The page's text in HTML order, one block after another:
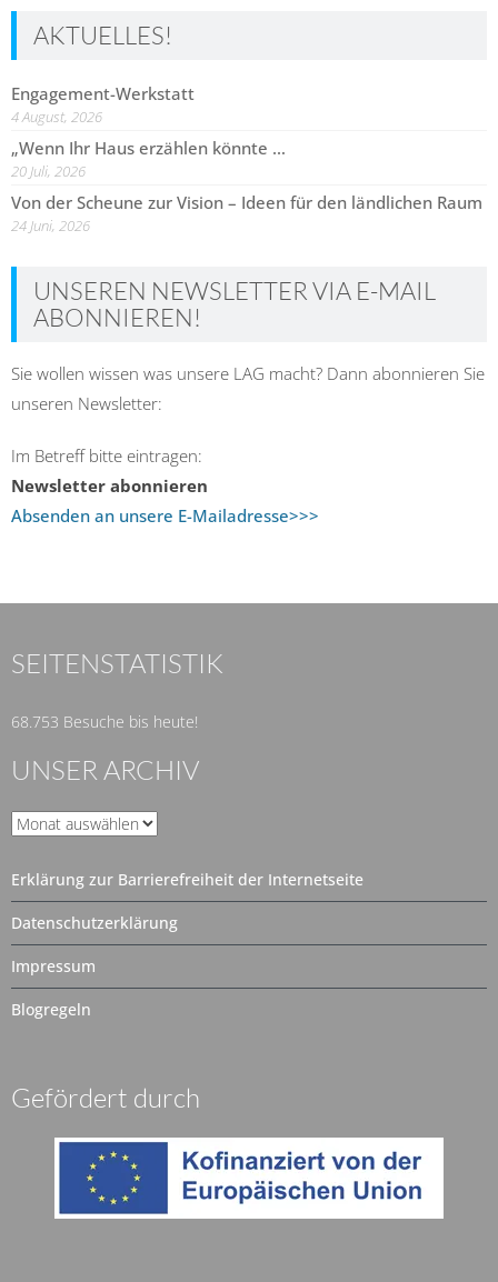
AKTUELLES!
Engagement-Werkstatt
4 August, 2026
„Wenn Ihr Haus erzählen könnte …
20 Juli, 2026
Von der Scheune zur Vision – Ideen für den ländlichen Raum
24 Juni, 2026
UNSEREN NEWSLETTER VIA E-MAIL
ABONNIEREN!
Sie wollen wissen was unsere LAG macht? Dann abonnieren Sie
unseren Newsletter:
Im Betreff bitte eintragen:
Newsletter abonnieren
Absenden an unsere E-Mailadresse>>>
SEITENSTATISTIK
68.753 Besuche bis heute!
UNSER ARCHIV
Unser
Erklärung zur Barrierefreiheit der Internetseite
Datenschutzerklärung
Impressum
Blogregeln
Gefördert durch